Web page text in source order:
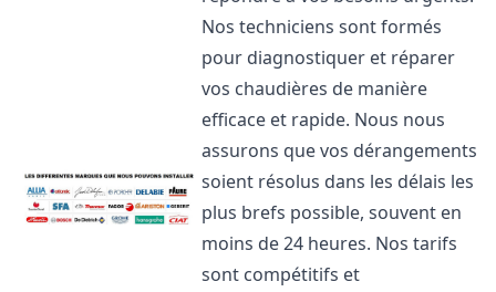
Nos techniciens sont formés
pour diagnostiquer et réparer
vos chaudières de manière
efficace et rapide. Nous nous
assurons que vos dérangements
soient résolus dans les délais les
plus brefs possible, souvent en
moins de 24 heures. Nos tarifs
sont compétitifs et